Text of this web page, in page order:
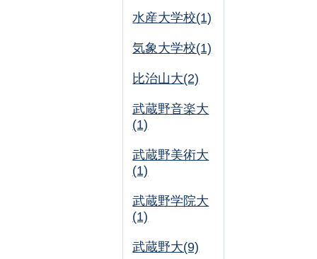
水産大学校(1)
気象大学校(1)
比治山大(2)
武蔵野音楽大
(1)
武蔵野美術大
(1)
武蔵野学院大
(1)
武蔵野大(9)